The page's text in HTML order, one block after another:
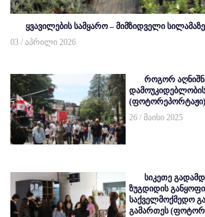
ყვავილების სამყარო – მიმზიდველი
03 / აპრილი 2026
როგორ
(ფოტორეპორტაჟი)
26 / მაისი 2025
სიკეთე
ზუგდიდის
საქველმოქმედო
გამართეს